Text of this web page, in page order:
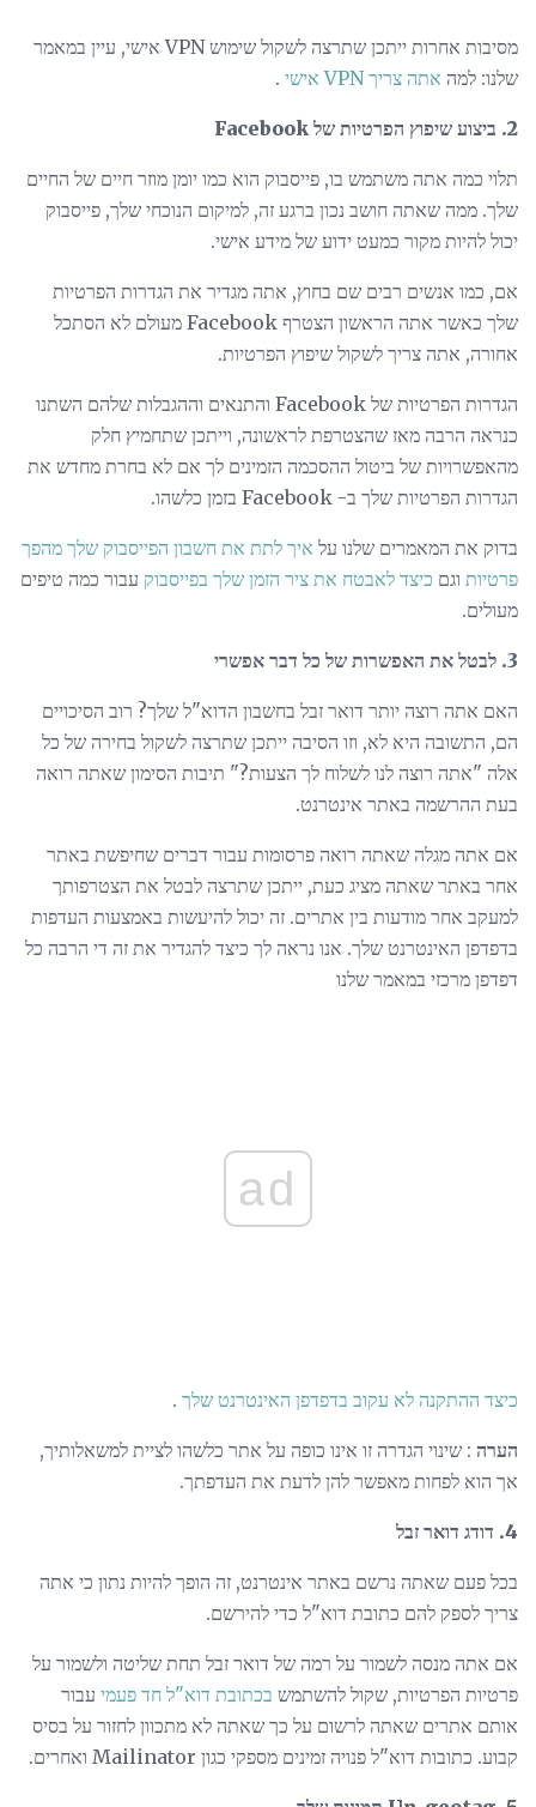
מסיבות אחרות ייתכן שתרצה לשקול שימוש VPN אישי, עיין במאמר
שלנו: למה אתה צריך VPN אישי .
2. ביצוע שיפוץ הפרטיות של Facebook
תלוי כמה אתה משתמש בו, פייסבוק הוא כמו יומן מוזר חיים של החיים
שלך. ממה שאתה חושב נכון ברגע זה, למיקום הנוכחי שלך, פייסבוק
יכול להיות מקור כמעט ידוע של מידע אישי.
אם, כמו אנשים רבים שם בחוץ, אתה מגדיר את הגדרות הפרטיות
שלך כאשר אתה הראשון הצטרף Facebook מעולם לא הסתכל
אחורה, אתה צריך לשקול שיפוץ הפרטיות.
הגדרות הפרטיות של Facebook והתנאים וההגבלות שלהם השתנו
כנראה הרבה מאז שהצטרפת לראשונה, וייתכן שתחמיץ חלק
מהאפשרויות של ביטול ההסכמה הזמינים לך אם לא בחרת מחדש את
הגדרות הפרטיות שלך ב- Facebook בזמן כלשהו.
בדוק את המאמרים שלנו על איך לתת את חשבון הפייסבוק שלך מהפך
פרטיות וגם כיצד לאבטח את ציר הזמן שלך בפייסבוק עבור כמה טיפים
מעולים.
3. לבטל את האפשרות של כל דבר אפשרי
האם אתה רוצה יותר דואר זבל בחשבון הדוא"ל שלך? רוב הסיכויים
הם, התשובה היא לא, וזו הסיבה ייתכן שתרצה לשקול בחירה של כל
אלה "אתה רוצה לנו לשלוח לך הצעות?" תיבות הסימון שאתה רואה
בעת ההרשמה באתר אינטרנט.
אם אתה מגלה שאתה רואה פרסומות עבור דברים שחיפשת באתר
אחר באתר שאתה מציג כעת, ייתכן שתרצה לבטל את הצטרפותך
למעקב אחר מודעות בין אתרים. זה יכול להיעשות באמצעות העדפות
בדפדפן האינטרנט שלך. אנו נראה לך כיצד להגדיר את זה די הרבה כל
דפדפן מרכזי במאמר שלנו
ad
כיצד ההתקנה לא עקוב בדפדפן האינטרנט שלך .
הערה : שינוי הגדרה זו אינו כופה על אתר כלשהו לציית למשאלותיך,
אך הוא לפחות מאפשר להן לדעת את העדפתך.
4. דודג דואר זבל
בכל פעם שאתה נרשם באתר אינטרנט, זה הופך להיות נתון כי אתה
צריך לספק להם כתובת דוא"ל כדי להירשם.
אם אתה מנסה לשמור על רמה של דואר זבל תחת שליטה ולשמור על
פרטיות הפרטיות, שקול להשתמש בכתובת דוא"ל חד פעמי עבור
אותם אתרים שאתה לרשום על כך שאתה לא מתכוון לחזור על בסיס
קבוע. כתובות דוא"ל פנויה זמינים מספקי כגון Mailinator ואחרים.